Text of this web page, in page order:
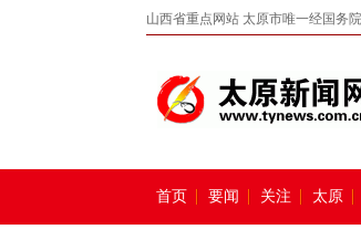
山西省重点网站 太原市唯一经国务
首页 要闻 关注 太原